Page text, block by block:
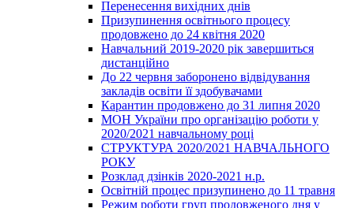
Перенесення вихідних днів
Призупинення освітнього процесу
продовжено до 24 квітня 2020
Навчальний 2019-2020 рік завершиться
дистанційно
До 22 червня заборонено відвідування
закладів освіти її здобувачами
Карантин продовжено до 31 липня 2020
МОН України про організацію роботи у
2020/2021 навчальному році
СТРУКТУРА 2020/2021 НАВЧАЛЬНОГО
РОКУ
Розклад дзінків 2020-2021 н.р.
Освітній процес призупинено до 11 травня
Режим роботи груп продовженого дня у